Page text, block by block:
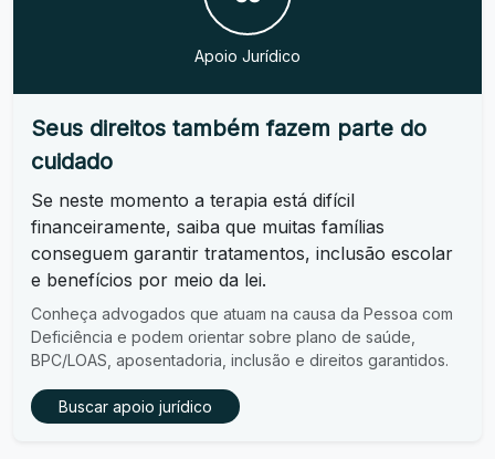
Apoio Jurídico
Seus direitos também fazem parte do
cuidado
Se neste momento a terapia está difícil
financeiramente, saiba que muitas famílias
conseguem garantir tratamentos, inclusão escolar
e benefícios por meio da lei.
Conheça advogados que atuam na causa da Pessoa com
Deficiência e podem orientar sobre plano de saúde,
BPC/LOAS, aposentadoria, inclusão e direitos garantidos.
Buscar apoio jurídico